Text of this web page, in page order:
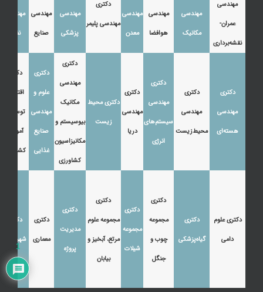
مهندسی
عمران-
نقشه‌برداری
مهندسی
مکانیک
مهندسی
هوافضا
مهندسی
معدن
دکتری
مهندسی پلیمر
مهندسی
پزشکی
مهندسی
صنایع
مهندسی
نفت
دکتری
مهندسی
هسته‌ای
دکتری
مهندسی
محیط‌زیست
دکتری
مهندسی
سیستم‌های
انرژی
دکتری
مهندسی
دریا
دکتری محیط
زیست
دکتری
مهندسی
مکانیک
بیوسیستم و
مکانیزاسیون
کشاورزی
دکتری
علوم و
مهندسی
صنایع
غذایی
دکتری
اقتصاد،
توسعه و
آموزش
کشاورزی
دکتری علوم
دامی
دکتری
گیاه‌پزشکی
دکتری
مجموعه
چوب و
جنگل
دکتری
مجموعه
شیلات
دکتری
مجموعه علوم
مرتع، آبخیز و
بیابان
دکتری
مدیریت
پروژه
دکتری
معماری
دکتری
شهرسازی
1